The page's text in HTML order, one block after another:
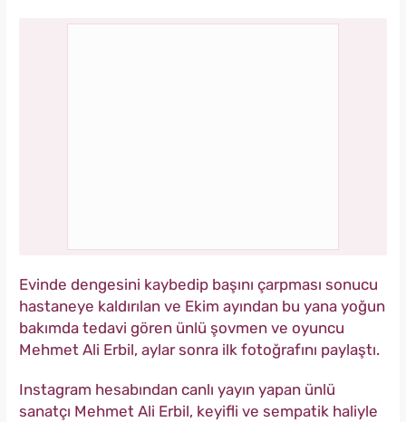
Evinde dengesini kaybedip başını çarpması sonucu
hastaneye kaldırılan ve Ekim ayından bu yana yoğun
bakımda tedavi gören ünlü şovmen ve oyuncu
Mehmet Ali Erbil, aylar sonra ilk fotoğrafını paylaştı.
Instagram hesabından canlı yayın yapan ünlü
sanatçı Mehmet Ali Erbil, keyifli ve sempatik haliyle